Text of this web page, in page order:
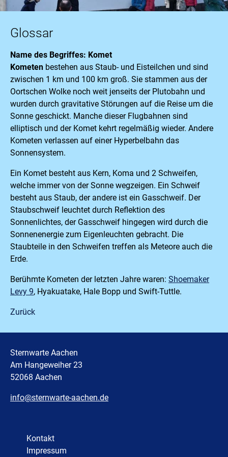
Glossar
Name des Begriffes: Komet
Kometen bestehen aus Staub- und Eisteilchen und sind
zwischen 1 km und 100 km groß. Sie stammen aus der
Oortschen Wolke noch weit jenseits der Plutobahn und
wurden durch gravitative Störungen auf die Reise um die
Sonne geschickt. Manche dieser Flugbahnen sind
elliptisch und der Komet kehrt regelmäßig wieder. Andere
Kometen verlassen auf einer Hyperbelbahn das
Sonnensystem.
Ein Komet besteht aus Kern, Koma und 2 Schweifen,
welche immer von der Sonne wegzeigen. Ein Schweif
besteht aus Staub, der andere ist ein Gasschweif. Der
Staubschweif leuchtet durch Reflektion des
Sonnenlichtes, der Gasschweif hingegen wird durch die
Sonnenenergie zum Eigenleuchten gebracht. Die
Staubteile in den Schweifen treffen als Meteore auch die
Erde.
Berühmte Kometen der letzten Jahre waren: Shoemaker
Levy 9, Hyakuatake, Hale Bopp und Swift-Tuttle.
Zurück
Sternwarte Aachen
Am Hangeweiher 23
52068 Aachen
info@sternwarte-aachen.de
Kontakt
Impressum